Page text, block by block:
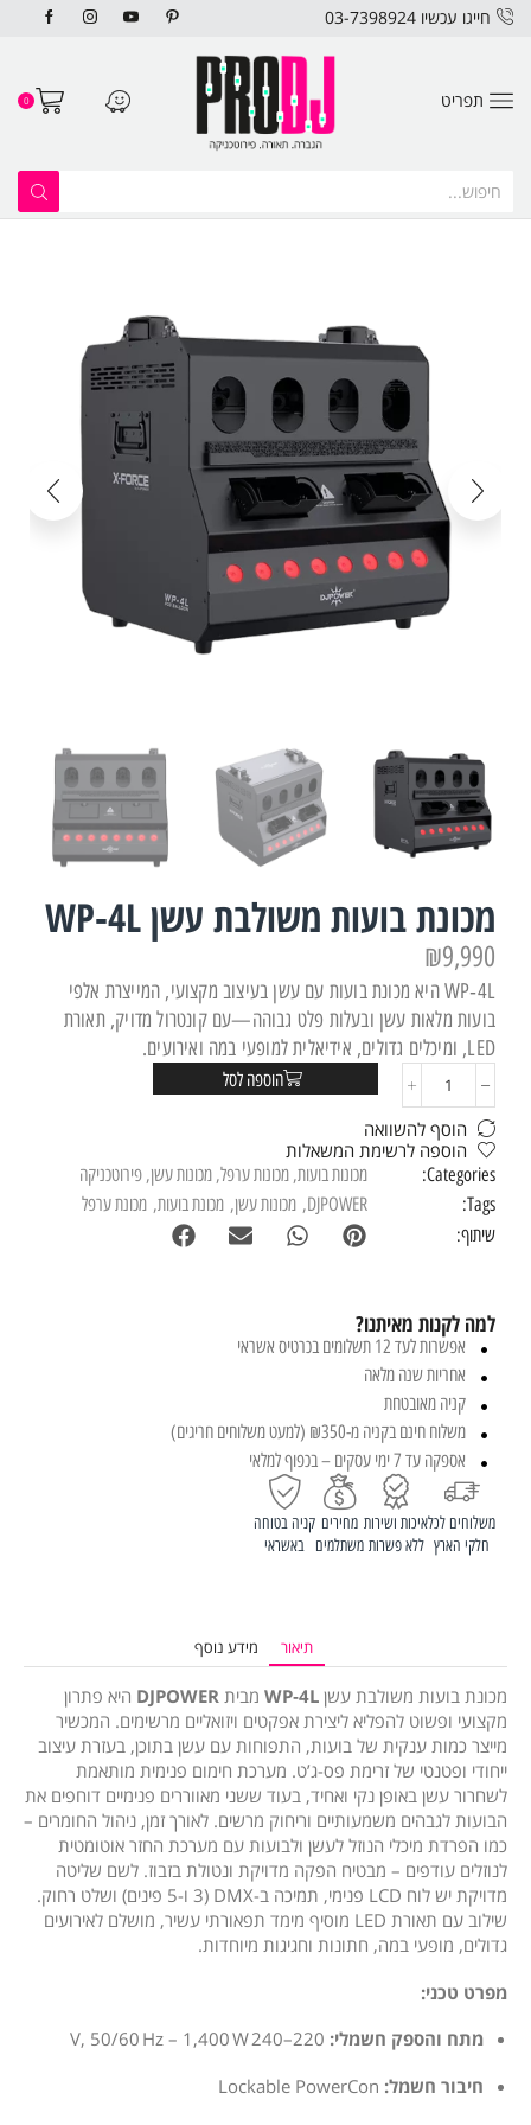
חייגו עכשיו 03-7398924
תפריט 0
מכונת בועות משולבת עשן WP‑4L
₪9,990
WP‑4L היא מכונת בועות עם עשן בעיצוב מקצועי, המייצרת אלפי
בועות מלאות עשן ובעלות פלט גבוהה—עם קונטרול מדויק, תאורת
LED, ומיכלים גדולים, אידיאלית למופעי במה ואירועים.
הוספה לסל
הוסף להשוואה
הוספה לרשימת המשאלות
Categories: מכונות בועות, מכונות ערפל, מכונות עשן, פירוטכניקה
Tags:
DJPOWER
, מכונות עשן, מכונת בועות, מכונת ערפל
שיתוף:
למה לקנות מאיתנו?
אפשרות לעד 12 תשלומים בכרטיס אשראי
אחריות שנה מלאה
קניה מאובטחת
משלוח חינם בקניה מ-₪350 (למעט משלוחים חריגים)
אספקה עד 7 ימי עסקים – בכפוף למלאי
משלוחים לכל
חלקי הארץ
איכות ושירות
ללא פשרות
מחירים
משתלמים
קניה בטוחה
באשראי
תיאור מידע נוסף
מכונת בועות משולבת עשן WP‑4L מבית DJPOWER היא פתרון
מקצועי ופשוט להפליא ליצירת אפקטים ויזואליים מרשימים. המכשיר
מייצר כמות ענקית של בועות, התפוחות עם עשן בתוכן, בעזרת עיצוב
ייחודי ופטנטי של זרימת פס-ג’ט. מערכת חימום פנימית מותאמת
לשחרור עשן באופן נקי ואחיד, בעוד ששני מאווררים פנימיים דוחפים את
הבועות לגבהים משמעותיים וריחוק מרשים. לאורך זמן, ניהול החומרים –
כמו הפרדת מיכלי הנוזל לעשן ולבועות עם מערכת החזר אוטומטית
לנוזלים עודפים – מבטיח הפקה מדויקת ונטולת בזבוז. לשם שליטה
מדויקת יש לוח LCD פנימי, תמיכה ב-DMX (3 ו-5 פינים) ושלט רחוק.
שילוב עם תאורת LED מוסיף מימד תפאורתי עשיר, מושלם לאירועים
גדולים, מופעי במה, חתונות וחגיגות מיוחדות.
מפרט טכני:
מתח והספק חשמלי:
חיבור חשמל: